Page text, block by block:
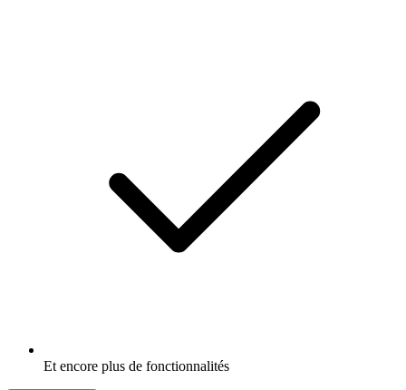
Et encore plus de fonctionnalités